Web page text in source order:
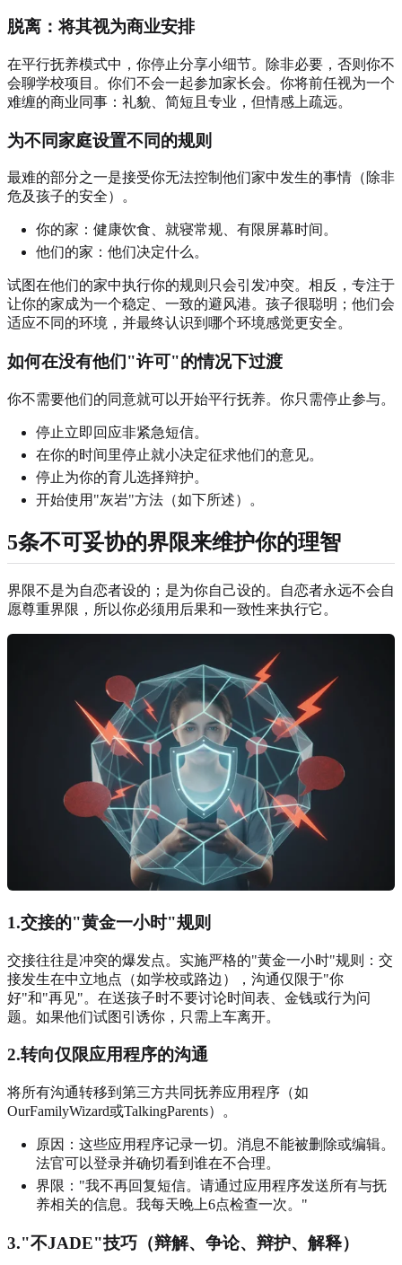
脱离：将其视为商业安排
在平行抚养模式中，你停止分享小细节。除非必要，否则你不
会聊学校项目。你们不会一起参加家长会。你将前任视为一个
难缠的商业同事：礼貌、简短且专业，但情感上疏远。
为不同家庭设置不同的规则
最难的部分之一是接受你无法控制他们家中发生的事情（除非
危及孩子的安全）。
你的家：健康饮食、就寝常规、有限屏幕时间。
他们的家：他们决定什么。
试图在他们的家中执行你的规则只会引发冲突。相反，专注于
让你的家成为一个稳定、一致的避风港。孩子很聪明；他们会
适应不同的环境，并最终认识到哪个环境感觉更安全。
如何在没有他们"许可"的情况下过渡
你不需要他们的同意就可以开始平行抚养。你只需停止参与。
停止立即回应非紧急短信。
在你的时间里停止就小决定征求他们的意见。
停止为你的育儿选择辩护。
开始使用"灰岩"方法（如下所述）。
5条不可妥协的界限来维护你的理智
界限不是为自恋者设的；是为你自己设的。自恋者永远不会自
愿尊重界限，所以你必须用后果和一致性来执行它。
1.交接的"黄金一小时"规则
交接往往是冲突的爆发点。实施严格的"黄金一小时"规则：交
接发生在中立地点（如学校或路边），沟通仅限于"你
好"和"再见"。在送孩子时不要讨论时间表、金钱或行为问
题。如果他们试图引诱你，只需上车离开。
2.转向仅限应用程序的沟通
将所有沟通转移到第三方共同抚养应用程序（如
OurFamilyWizard或TalkingParents）。
原因：这些应用程序记录一切。消息不能被删除或编辑。
法官可以登录并确切看到谁在不合理。
界限："我不再回复短信。请通过应用程序发送所有与抚
养相关的信息。我每天晚上6点检查一次。"
3."不JADE"技巧（辩解、争论、辩护、解释）